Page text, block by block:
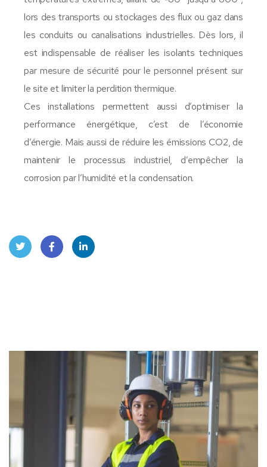
lors des transports ou stockages des flux ou gaz dans
les conduits ou canalisations industrielles. Dès lors, il
est indispensable de réaliser les isolants techniques
par mesure de sécurité pour le personnel présent sur
le site et limiter la perdition thermique.
Ces installations permettent aussi d’optimiser la
performance énergétique, c’est de l’économie
d’énergie. Mais aussi de réduire les émissions CO2, de
maintenir le processus industriel, d’empêcher la
corrosion par l’humidité et la condensation.